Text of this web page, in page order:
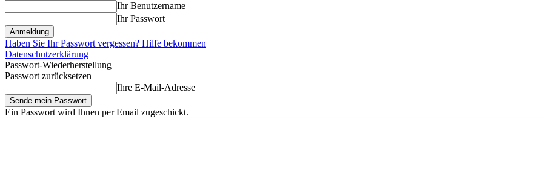
Ihr Benutzername
Ihr Passwort
Haben Sie Ihr Passwort vergessen? Hilfe bekommen
Datenschutzerklärung
Passwort-Wiederherstellung
Passwort zurücksetzen
Ihre E-Mail-Adresse
Ein Passwort wird Ihnen per Email zugeschickt.